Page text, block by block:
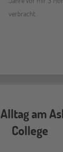
verbracht.
am
College